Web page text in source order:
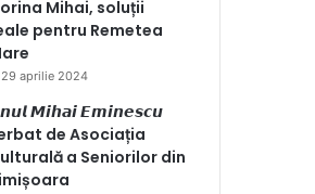
Mihai, soluții
pentru Remetea
29 aprilie 2024
𝙈𝙞𝙝𝙖𝙞 𝙀𝙢𝙞𝙣𝙚𝙨𝙘𝙪
de Asociația
a Seniorilor din